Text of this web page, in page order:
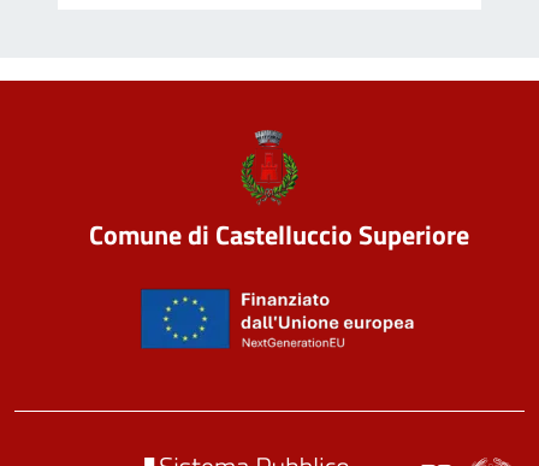
Comune di Castelluccio Superiore